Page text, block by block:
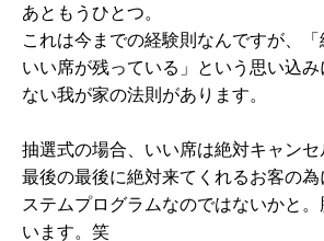
あともうひとつ。
これは今までの経験則なんですが、
いい席が残っている」という思い込
ない我が家の法則があります。
抽選式の場合、いい席は絶対キャン
最後の最後に絶対来てくれるお客の
ステムプログラムなのではないかと
います。笑